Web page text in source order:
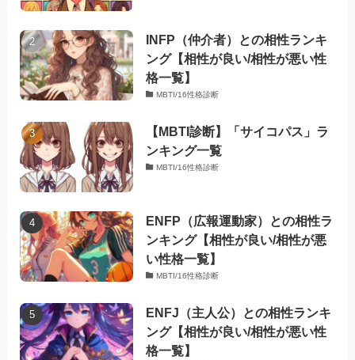
INFP（仲介者）との相性ランキ
ング【相性が良い/相性が悪い性
格一覧】
MBTI/16性格診断
【MBTI診断】「サイコパス」ラ
ンキング一覧
MBTI/16性格診断
ENFP（広報運動家）との相性ラ
ンキング【相性が良い/相性が悪
い性格一覧】
MBTI/16性格診断
ENFJ（主人公）との相性ランキ
ング【相性が良い/相性が悪い性
格一覧】